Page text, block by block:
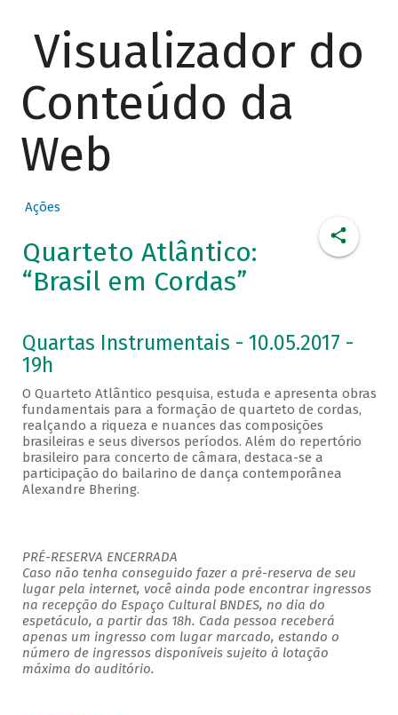
Visualizador do
Conteúdo da
Web
Ações
Quarteto Atlântico:
“Brasil em Cordas”
Quartas Instrumentais - 10.05.2017 -
19h
O Quarteto Atlântico pesquisa, estuda e apresenta obras
fundamentais para a formação de quarteto de cordas,
realçando a riqueza e nuances das composições
brasileiras e seus diversos períodos. Além do repertório
brasileiro para concerto de câmara, destaca-se a
participação do bailarino de dança contemporânea
Alexandre Bhering.
PRÉ-RESERVA ENCERRADA
Caso não tenha conseguido fazer a pré-reserva de seu
lugar pela internet, você ainda pode encontrar ingressos
na recepção do Espaço Cultural BNDES, no dia do
espetáculo, a partir das 18h. Cada pessoa receberá
apenas um ingresso com lugar marcado, estando o
número de ingressos disponíveis sujeito à lotação
máxima do auditório.